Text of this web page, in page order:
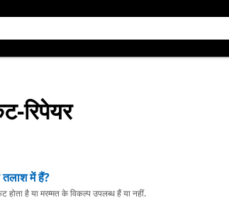
रिपेयर
तलाश में हैं?
है या मरम्मत के विकल्प उपलब्ध हैं या नहीं.